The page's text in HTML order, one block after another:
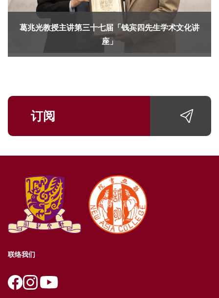
葛兆光教授主讲第三十七届「钱宾四先生学术文化讲
座」
订阅
联络我们